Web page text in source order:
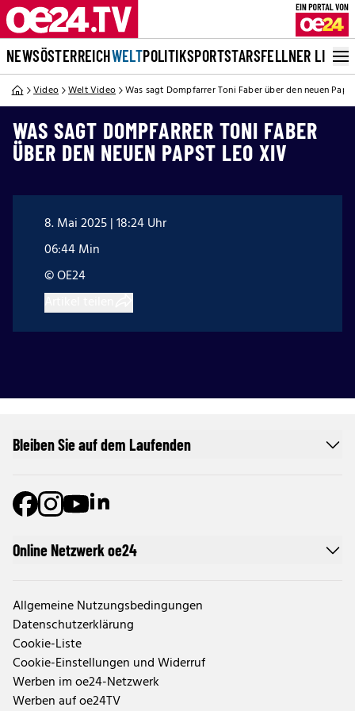
NEWSÖSTERREICHWELTPOLITIKSPORTSTARSFELLNER LIVE
Video Welt Video Was sagt Dompfarrer Toni Faber über den neuen
WAS SAGT DOMPFARRER TONI FABER
ÜBER DEN NEUEN PAPST LEO XIV
8. Mai 2025 | 18:24 Uhr
06:44 Min
© OE24
Online Netzwerk oe24
Allgemeine Nutzungsbedingungen
Datenschutzerklärung
Cookie-Liste
Cookie-Einstellungen und Widerruf
Werben im oe24-Netzwerk
Werben auf oe24TV
Bleiben Sie auf dem Laufenden